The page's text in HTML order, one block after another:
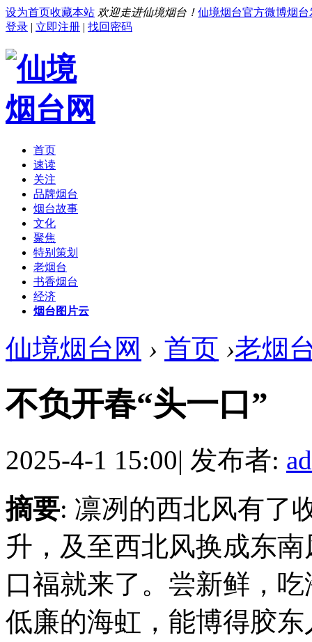
设为首页收藏本站 欢迎走进仙境烟台！ 仙境烟台官方微博烟台
登录 | 立即注册 | 找回密码
首页
速读
关注
品牌烟台
烟台故事
文化
聚焦
特别策划
老烟台
书香烟台
经济
烟台图片云
仙境烟台网 › 首页 ›老烟
不负开春“头一口”
2025-4-1 15:00| 发布者:
摘要: 凛冽的西北风有了
升，及至西北风换成东
口福就来了。尝新鲜，
低廉的海虹，能博得胶